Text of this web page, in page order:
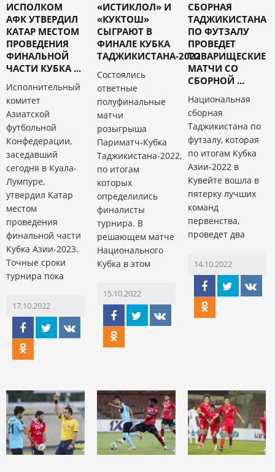
ИСПОЛКОМ
АФК УТВЕРДИЛ
КАТАР МЕСТОМ
ПРОВЕДЕНИЯ
ФИНАЛЬНОЙ
ЧАСТИ КУБКА ...
Исполнительный
комитет
Азиатской
футбольной
Конфедерации,
заседавший
сегодня в Куала-
Лумпуре,
утвердил Катар
местом
проведения
финальной части
Кубка Азии-2023.
Точные сроки
турнира пока
17.10.2022
«ИСТИКЛОЛ» И
«КУКТОШ»
СЫГРАЮТ В
ФИНАЛЕ КУБКА
ТАДЖИКИСТАНА-2022
Состоялись
ответные
полуфинальные
матчи
розыгрыша
Париматч-Кубка
Таджикистана-2022,
по итогам
которых
определились
финалисты
турнира. В
решающем матче
Национального
Кубка в этом
15.10.2022
СБОРНАЯ
ТАДЖИКИСТАНА
ПО ФУТЗАЛУ
ПРОВЕДЕТ
ТОВАРИЩЕСКИЕ
МАТЧИ СО
СБОРНОЙ ...
Национальная
сборная
Таджикистана по
футзалу, которая
по итогам Кубка
Азии-2022 в
Кувейте вошла в
пятерку лучших
команд
первенства,
проведет два
14.10.2022